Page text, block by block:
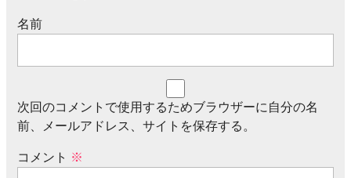
名前
次回のコメントで使用するためブラウザーに自分の名
前、メールアドレス、サイトを保存する。
コメント ※